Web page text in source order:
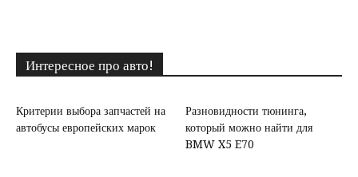
Интересное про авто!
Критерии выбора запчастей на
автобусы европейских марок
Разновидности тюнинга,
который можно найти для
BMW X5 E70